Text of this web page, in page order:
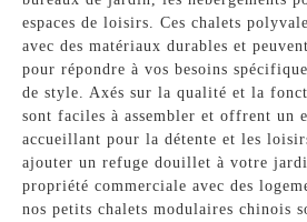
espaces de loisirs. Ces chalets
avec des matériaux durables et
pour répondre à vos besoins
de style. Axés sur la qualité et la
sont faciles à assembler et offrent un
accueillant pour la détente et les
ajouter un refuge douillet à votre
propriété commerciale avec des
nos petits chalets modulaires chinois